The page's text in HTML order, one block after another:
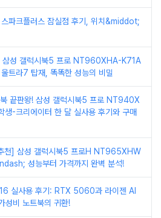
파크플러스 잠실점 후기, 위치&middot;
삼성 갤럭시북5 프로 NT960XHA-K71A
트라7 탑재, 똑똑한 성능의 비밀
끝판왕! 삼성 갤럭시북5 프로 NT940X
생-크리에이터 한 달 실사용 후기와 구매
천] 삼성 갤럭시북5 프로H NT965XHW
성능부터 가격까지 완벽 분석!
실사용 후기: RTX 5060과 라이젠 AI
비 노트북의 귀환!